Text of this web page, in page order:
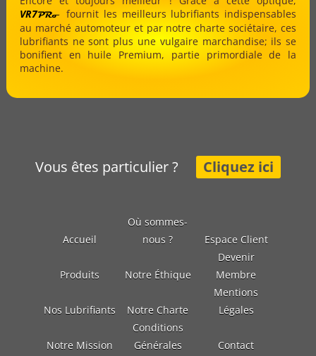
VR7PRofournit les meilleurs lubrifiants indispensables
au marché automoteur et par notre charte sociétaire, ces
lubrifiants ne sont plus une vulgaire marchandise; ils se
bonifient en huile Premium, partie primordiale de la
machine.
Vous êtes particulier ? Cliquez ici
Accueil
Où sommes-
nous ?
Espace Client
Produits Notre Éthique
Devenir
Membre
Nos Lubrifiants Notre Charte
Mentions
Légales
Notre Mission
Conditions
Générales
Contact